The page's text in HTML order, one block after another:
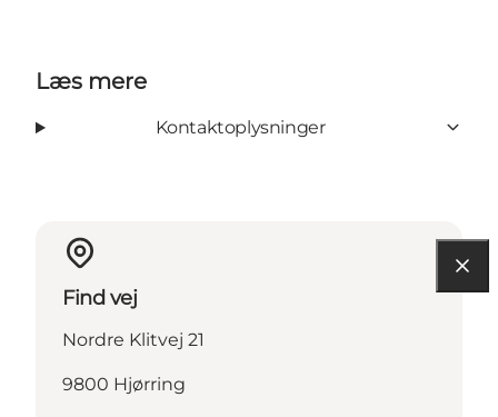
Læs mere
Kontaktoplysninger
Find vej
Nordre Klitvej 21
9800 Hjørring